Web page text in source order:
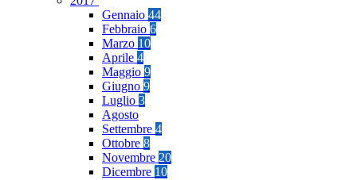
Gennaio 44
Febbraio 6
Marzo 10
Aprile 4
Maggio 9
Giugno 9
Luglio 3
Agosto
Settembre 4
Ottobre 8
Novembre 20
Dicembre 10